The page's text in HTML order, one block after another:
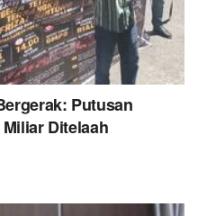
Putusan
Ditelaah